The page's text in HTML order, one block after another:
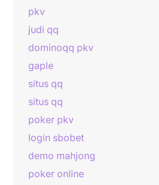
pkv
judi qq
dominoqq pkv
gaple
situs qq
situs qq
poker pkv
login sbobet
demo mahjong
poker online